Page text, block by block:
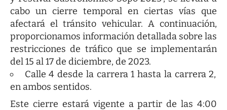
cabo un cierre temporal en ciertas vías que
afectará el tránsito vehicular. A continuación,
proporcionamos información detallada sobre las
restricciones de tráfico que se implementarán
del 15 al 17 de diciembre, de 2023.
Calle 4 desde la carrera 1 hasta la carrera 2,
en ambos sentidos.
Este cierre estará vigente a partir de las 4:00